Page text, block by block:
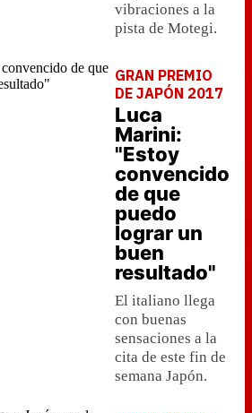
vibraciones a la
pista de Motegi.
GRAN PREMIO
DE JAPÓN 2017
Luca
Marini:
"Estoy
convencido
de que
puedo
lograr un
buen
resultado"
El italiano llega
con buenas
sensaciones a la
cita de este fin de
semana Japón.